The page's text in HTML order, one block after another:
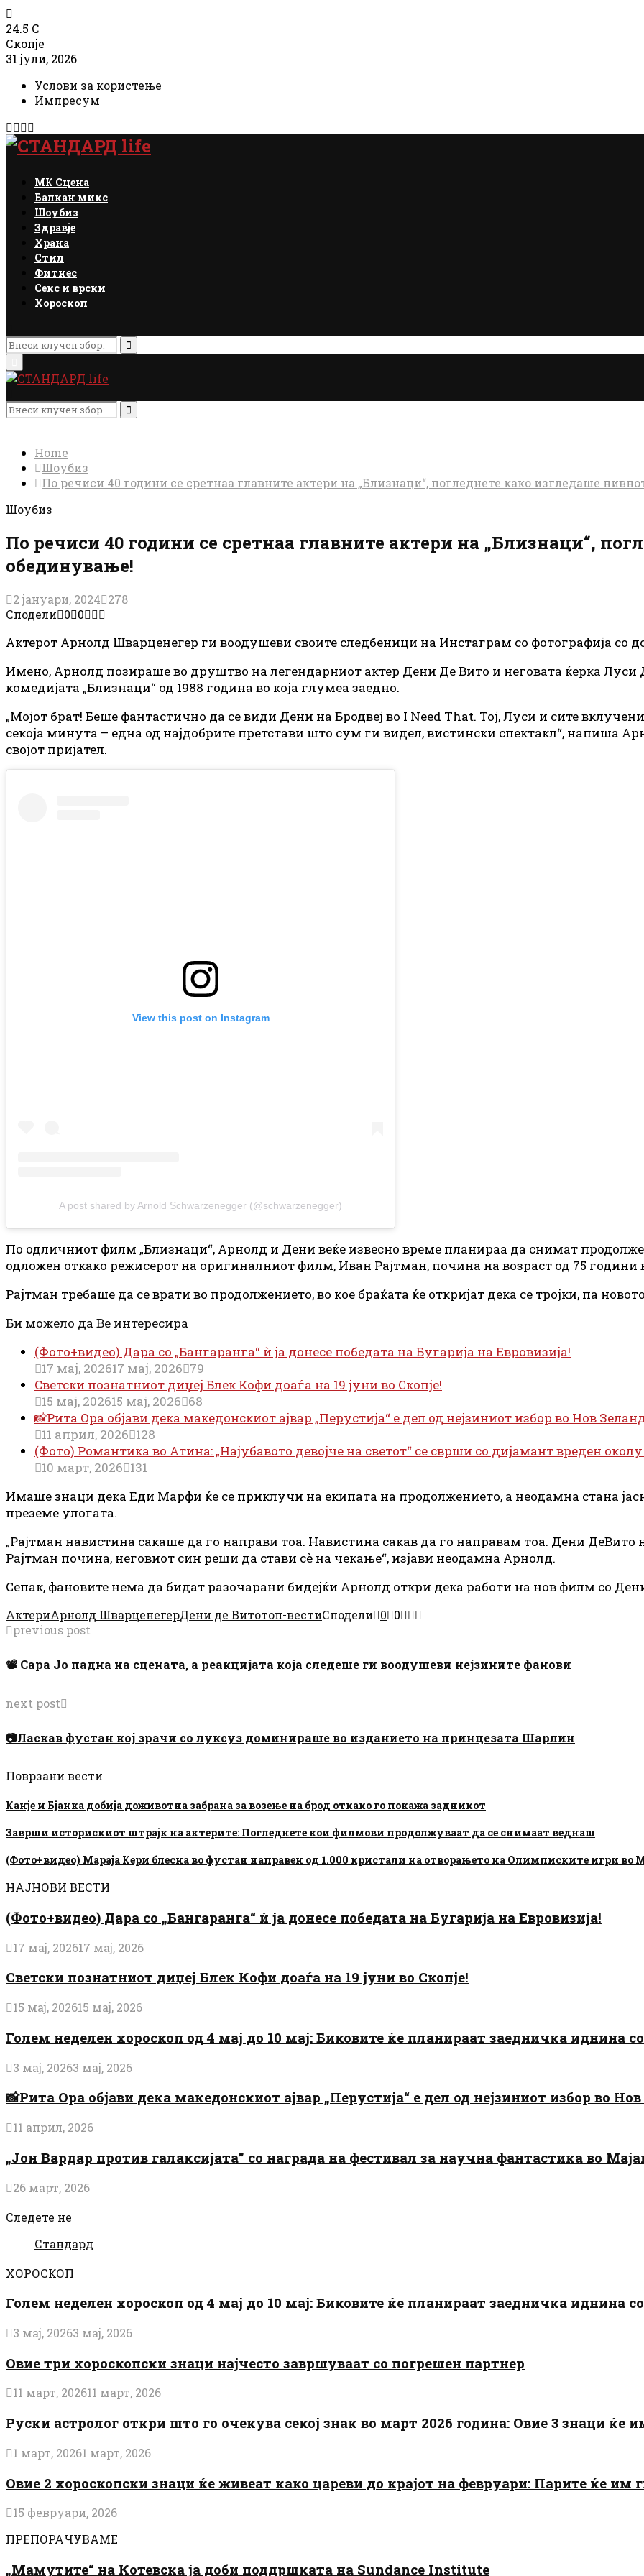
24.5 C
Скопје
31 јули, 2026
Услови за користење
Импресум
Facebook
Instagram
Email
МК Сцена
Балкан микс
Шоубиз
Здравје
Храна
Стил
Фитнес
Секс и врски
Хороскоп
Search
for:
Search
Menu
Search
for:
Search
Home
Шоубиз
По речиси 40 години се сретнаа главните актери на „Близнаци“, погледнете како изгледаше
Шоубиз
По речиси 40 години се сретнаа главните актери на „Близнаци“,
обединување!
2 јануари, 2024 278
Сподели 0 0
Актерот Арнолд Шварценегер ги воодушеви своите следбеници на Инстаграм со фотографија со
Имено, Арнолд позираше во друштво на легендарниот актер Дени Де Вито и неговата ќерка
комедијата „Близнаци“ од 1988 година во која глумеа заедно.
„Мојот брат! Беше фантастично да се види Дени на Бродвеј во I Need That. Тој, Луси и сите
секоја минута – една од најдобрите претстави што сум ги видел, вистински спектакл“, напиша
својот пријател.
View this post on Instagram
A post shared by Arnold Schwarzenegger (@schwarzenegger)
По одличниот филм „Близнаци“, Арнолд и Дени веќе извесно време планираа да снимат
одложен откако режисерот на оригиналниот филм, Иван Рајтман, почина на возраст од 75 години
Рајтман требаше да се врати во продолжението, во кое браќата ќе откријат дека се тројки, па
Би можело да Ве интересира
(Фото+видео) Дара со „Бангаранга“ ѝ ја донесе победата на Бугарија на Евровизија!
17 мај, 202617 мај, 2026 79
Светски познатниот диџеј Блек Кофи доаѓа на 19 јуни во Скопје!
15 мај, 202615 мај, 2026 68
📸Рита Ора објави дека македонскиот ајвар „Перустија“ е дел од нејзиниот избор во Нов
11 април, 2026 128
(Фото) Романтика во Атина: „Најубавото девојче на светот“ се сврши со дијамант вреден
10 март, 2026 131
Имаше знаци дека Еди Марфи ќе се приклучи на екипата на продолжението, а неодамна стана
преземе улогата.
„Рајтман навистина сакаше да го направи тоа. Навистина сакав да го направам тоа. Дени ДеВито
Рајтман почина, неговиот син реши да стави сè на чекање“, изјави неодамна Арнолд.
Сепак, фановите нема да бидат разочарани бидејќи Арнолд откри дека работи на нов филм со
АктериАрнолд ШварценегерДени де Витотоп-вестиСподели 0 0
previous post
📽 Сара Јо падна на сцената, а реакцијата која следеше ги воодушеви нејзините фанови
next post
📷Ласкав фустан кој зрачи со луксуз доминираше во изданието на принцезата Шарлин
Поврзани вести
Канје и Бјанка добија доживотна забрана за возење на брод откако го покажа задникот
Заврши историскиот штрајк на актерите: Погледнете кои филмови продолжуваат да се снимаат веднаш
(Фото+видео) Мараја Кери блесна во фустан направен од 1.000 кристали на отворањето на Олимписките игри во
НАЈНОВИ ВЕСТИ
(Фото+видео) Дара со „Бангаранга“ ѝ ја донесе победата на Бугарија на Евровизија!
17 мај, 202617 мај, 2026
Светски познатниот диџеј Блек Кофи доаѓа на 19 јуни во Скопје!
15 мај, 202615 мај, 2026
Голем неделен хороскоп од 4 мај до 10 мај: Биковите ќе планираат заедничка иднина
3 мај, 20263 мај, 2026
📸Рита Ора објави дека македонскиот ајвар „Перустија“ е дел од нејзиниот избор во
11 април, 2026
„Јон Вардар против галаксијата” со награда на фестивал за научна фантастика во
26 март, 2026
Следете не
Стандард
ХОРОСКОП
Голем неделен хороскоп од 4 мај до 10 мај: Биковите ќе планираат заедничка иднина
3 мај, 20263 мај, 2026
Овие три хороскопски знаци најчесто завршуваат со погрешен партнер
11 март, 202611 март, 2026
Руски астролог откри што го очекува секој знак во март 2026 година: Овие 3 знаци ќе
1 март, 20261 март, 2026
Овие 2 хороскопски знаци ќе живеат како цареви до крајот на февруари: Парите ќе им
15 февруари, 2026
ПРЕПОРАЧУВАМЕ
„Мамутите“ на Котевска ја доби поддршката на Sundance Institute